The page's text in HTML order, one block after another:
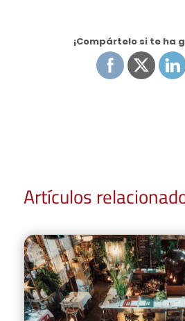
¡Compártelo si te ha
Artículos